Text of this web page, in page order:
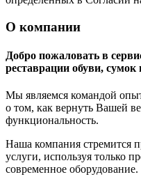
О компании
Добро пожаловать в
реставрации обуви,
Мы являемся командой
о том, как вернуть Вашей
функциональность.
Наша компания стремится
услуги, используя только
современное оборудование.